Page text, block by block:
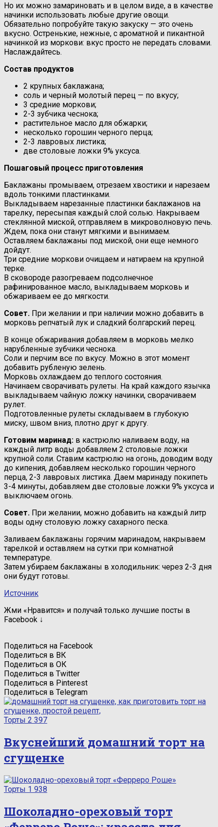
Но их можно замариновать и в целом виде, а в качестве
начинки использовать любые другие овощи.
Обязательно попробуйте такую закуску — это очень
вкусно. Остренькие, нежные, с ароматной и пикантной
начинкой из моркови: вкус просто не передать словами.
Наслаждайтесь.
Состав продуктов
2 крупных баклажана;
соль и черный молотый перец — по вкусу;
3 средние моркови;
2-3 зубчика чеснока;
растительное масло для обжарки;
несколько горошин черного перца;
2-3 лавровых листика;
две столовые ложки 9% уксуса.
Пошаговый процесс приготовления
Баклажаны промываем, отрезаем хвостики и нарезаем
вдоль тонкими пластинками.
Выкладываем нарезанные пластинки баклажанов на
тарелку, пересыпая каждый слой солью. Накрываем
стеклянной миской, отправляем в микроволновую печь.
Ждем, пока они станут мягкими и вынимаем.
Оставляем баклажаны под миской, они еще немного
дойдут.
Три средние моркови очищаем и натираем на крупной
терке.
В сковороде разогреваем подсолнечное
рафинированное масло, выкладываем морковь и
обжариваем ее до мягкости.
Совет. При желании и при наличии можно добавить в
морковь репчатый лук и сладкий болгарский перец.
В конце обжаривания добавляем в морковь мелко
нарубленные зубчики чеснока.
Соли и перчим все по вкусу. Можно в этот момент
добавить рубленую зелень.
Морковь охлаждаем до теплого состояния.
Начинаем сворачивать рулеты. На край каждого язычка
выкладываем чайную ложку начинки, сворачиваем
рулет.
Подготовленные рулеты складываем в глубокую
миску, швом вниз, плотно друг к другу.
Готовим маринад: в кастрюлю наливаем воду, на
каждый литр воды добавляем 2 столовые ложки
крупной соли. Ставим кастрюлю на огонь, доводим воду
до кипения, добавляем несколько горошин черного
перца, 2-3 лавровых листика. Даем маринаду покипеть
3-4 минуты, добавляем две столовые ложки 9% уксуса и
выключаем огонь.
Совет. При желании, можно добавить на каждый литр
воды одну столовую ложку сахарного песка.
Заливаем баклажаны горячим маринадом, накрываем
тарелкой и оставляем на сутки при комнатной
температуре.
Затем убираем баклажаны в холодильник: через 2-3 дня
они будут готовы.
Источник
Жми «Нравится» и получай только лучшие посты в
Facebook ↓
Поделиться на Facebook
Поделиться в ВК
Поделиться в ОК
Поделиться в Twitter
Поделиться в Pinterest
Поделиться в Telegram
Торты 2 397
Вкуснейший домашний торт на
сгущенке
Торты 1 938
Шоколадно-ореховый торт